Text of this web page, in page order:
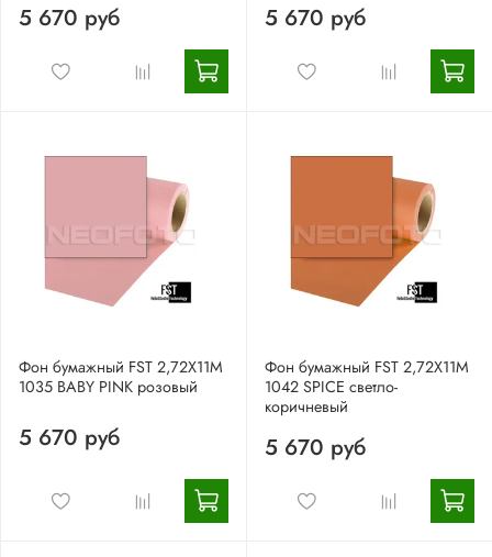
5 670 руб 5 670 руб
Фон бумажный FST 2,72X11M
1035 BABY PINK розовый
5 670 руб
Фон бумажный FST 2,72X11M
1042 SPICE светло-
коричневый
5 670 руб